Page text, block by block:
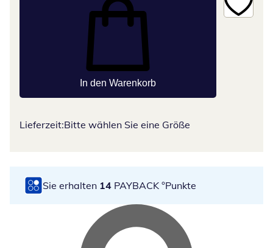
In den Warenkorb
Lieferzeit:Bitte wählen Sie eine Größe
Sie erhalten 14 PAYBACK °Punkte